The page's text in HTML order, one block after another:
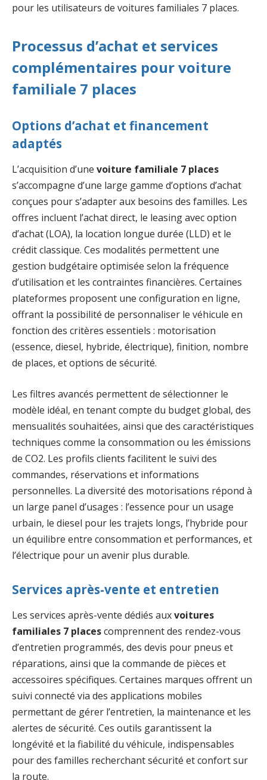
pour les utilisateurs de voitures familiales 7 places.
Processus d’achat et services
complémentaires pour voiture
familiale 7 places
Options d’achat et financement
adaptés
L’acquisition d’une voiture familiale 7 places
s’accompagne d’une large gamme d’options d’achat
conçues pour s’adapter aux besoins des familles. Les
offres incluent l’achat direct, le leasing avec option
d’achat (LOA), la location longue durée (LLD) et le
crédit classique. Ces modalités permettent une
gestion budgétaire optimisée selon la fréquence
d’utilisation et les contraintes financières. Certaines
plateformes proposent une configuration en ligne,
offrant la possibilité de personnaliser le véhicule en
fonction des critères essentiels : motorisation
(essence, diesel, hybride, électrique), finition, nombre
de places, et options de sécurité.
Les filtres avancés permettent de sélectionner le
modèle idéal, en tenant compte du budget global, des
mensualités souhaitées, ainsi que des caractéristiques
techniques comme la consommation ou les émissions
de CO2. Les profils clients facilitent le suivi des
commandes, réservations et informations
personnelles. La diversité des motorisations répond à
un large panel d’usages : l’essence pour un usage
urbain, le diesel pour les trajets longs, l’hybride pour
un équilibre entre consommation et performances, et
l’électrique pour un avenir plus durable.
Services après-vente et entretien
Les services après-vente dédiés auxvoitures
familiales 7 placescomprennent des rendez-vous
d’entretien programmés, des devis pour pneus et
réparations, ainsi que la commande de pièces et
accessoires spécifiques. Certaines marques offrent un
suivi connecté via des applications mobiles
permettant de gérer l’entretien, la maintenance et les
alertes de sécurité. Ces outils garantissent la
longévité et la fiabilité du véhicule, indispensables
pour des familles recherchant sécurité et confort sur
la route.